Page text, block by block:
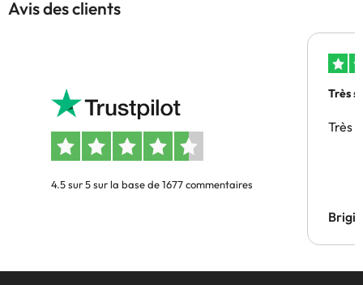
Avis des clients
4.5 sur 5 sur la base de 1677 commentaires
Très
Très